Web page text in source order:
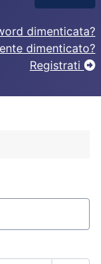
dimenticata?
dimenticato?
Registrati